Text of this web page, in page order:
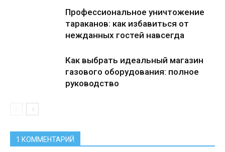
Профессиональное уничтожение
тараканов: как избавиться от
нежданных гостей навсегда
Как выбрать идеальный магазин
газового оборудования: полное
руководство
1 КОММЕНТАРИЙ